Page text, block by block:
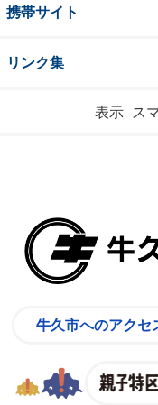
携帯サイト
リンク集
表示 ス
牛久市へのアクセ